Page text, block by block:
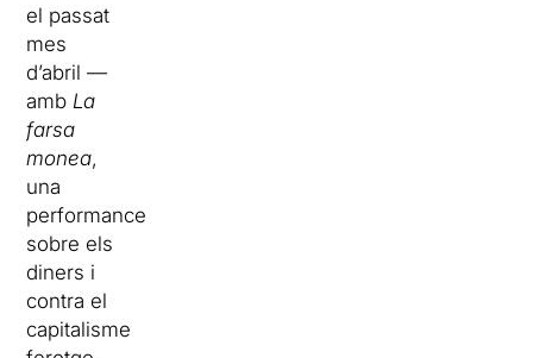
el passat
mes
d’abril —
amb La
farsa
monea,
una
performance
sobre els
diners i
contra el
capitalisme